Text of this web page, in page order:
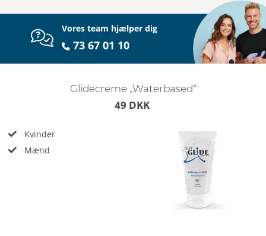
Vores team hjælper dig
73 67 01 10
Glidecreme „Waterbased“
49 DKK
Kvinder
Mænd